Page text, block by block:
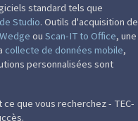
standard tels que
Studio. Outils d'acquisition de
ou Scan-IT to Office, une
collecte de données mobile,
personnalisées sont
que vous recherchez - TEC-